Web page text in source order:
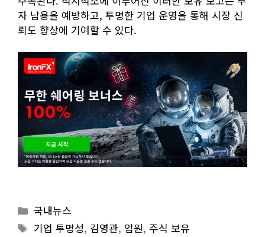
자 남용을 예방하고, 투명한 기업 운영을 통해 시장 신
뢰도 향상에 기여할 수 있다.
Categories
국내뉴스
Tags
기업 투명성, 김영관, 임원,주식 보유